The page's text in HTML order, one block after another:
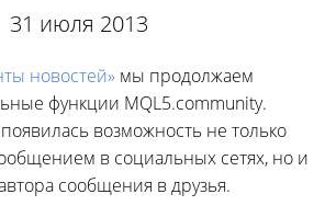
31 июля 2013
новостей» мы продолжаем
функции MQL5.community.
появилась возможность не только
в социальных сетях, но и
сообщения в друзья.